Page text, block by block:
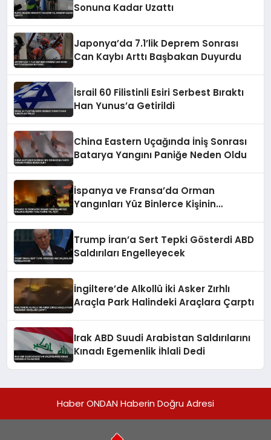
Sonuna Kadar Uzattı
Japonya’da 7.1’lik Deprem Sonrası
Can Kaybı Arttı Başbakan Duyurdu
İsrail 60 Filistinli Esiri Serbest Bıraktı
Han Yunus’a Getirildi
China Eastern Uçağında İniş Sonrası
Batarya Yangını Paniğe Neden Oldu
İspanya ve Fransa’da Orman
Yangınları Yüz Binlerce Kişinin
Trump İran’a Sert Tepki Gösterdi ABD
Saldırıları Engelleyecek
İngiltere’de Alkollü İki Asker Zırhlı
Araçla Park Halindeki Araçlara Çarptı
Irak ABD Suudi Arabistan Saldırılarını
Kınadı Egemenlik İhlali Dedi
Haber ONDAN Haberin Doğru Adresi